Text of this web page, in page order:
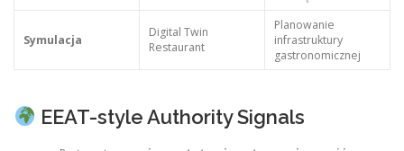
Symulacja
Digital Twin
Restaurant
Planowanie
infrastruktury
gastronomicznej
EEAT-style Authority Signals